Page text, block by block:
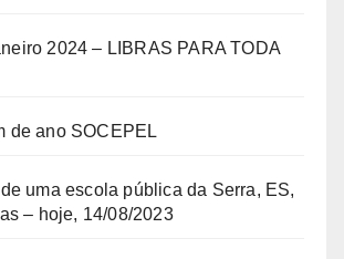
2024 – LIBRAS PARA TODA
de ano SOCEPEL
uma escola pública da Serra, ES,
– hoje, 14/08/2023